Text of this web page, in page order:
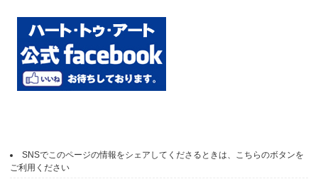
SNSでこのページの情報をシェアしてくださるときは、こちらのボタンを
ご利用ください